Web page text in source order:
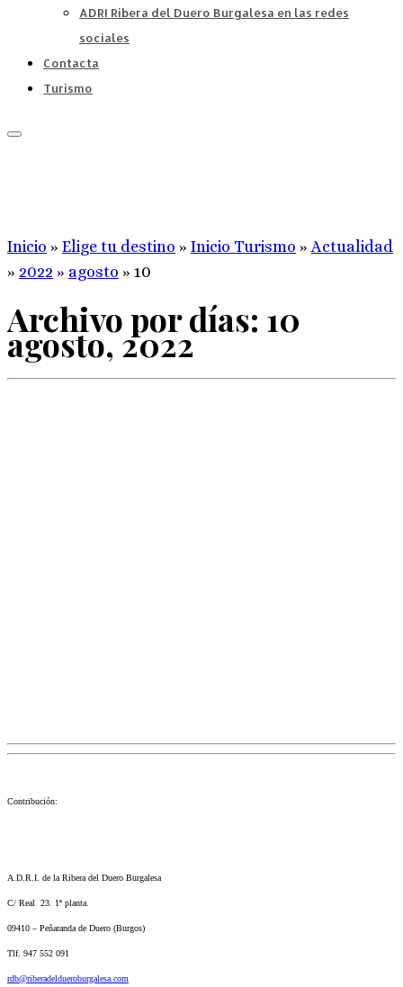
ADRI Ribera del Duero Burgalesa en las redes
sociales
Contacta
Turismo
Inicio » Elige tu destino » Inicio Turismo » Actualidad
» 2022 » agosto » 10
Archivo por días: 10
agosto, 2022
Contribución:
A.D.R.I. de la Ribera del Duero Burgalesa
C/ Real 23. 1ª planta.
09410 – Peñaranda de Duero (Burgos)
Tlf. 947 552 091
rdb@riberadeldueroburgalesa.com